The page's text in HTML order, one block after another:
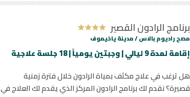
برنامج الرادون القصير
مصح راديوم بالاس /مدينة ياخيموف
إقامة لمدة 9 ليالي | وجبتين يومياً | 18 جلسة علاجية
هل ترغب في علاج مكثف بمياة الرادون خلال فترة زمنية
قصيرة؟ نقدم لك برنامج الرادون المركز الذي يقدم لك العلاج في